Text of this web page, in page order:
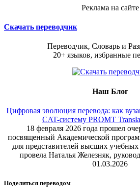
Реклама на сайте
Скачать переводчик
Переводчик, Словарь и
20+ языков, избранные
Наш Блог
Цифровая эволюция перевода: как
CAT-систему PROMT
18 февраля 2026 года прошел
посвященный Академической
для представителей высших
провела Наталья Железняк,
01.03.2026
Поделиться переводом